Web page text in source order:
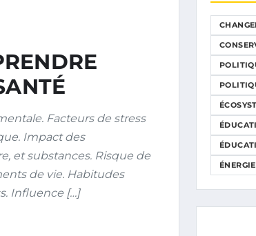
Facteurs de stress
Impact des
et substances. Risque de
de vie. Habitudes
Influence […]